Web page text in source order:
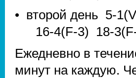
• второй день 5-
16-4(F-3) 18-
Ежедневно в
минут на каждую.